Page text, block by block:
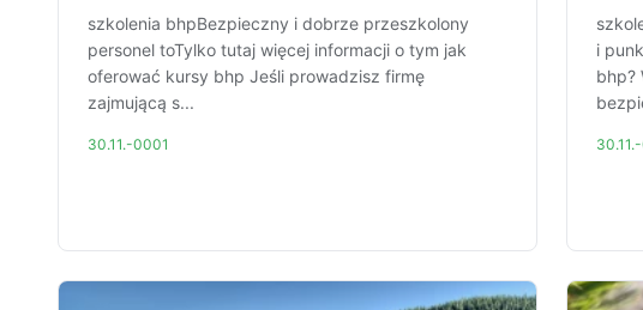
szkolenia bhpBezpieczny i dobrze przeszkolony
personel toTylko tutaj więcej informacji o tym jak
oferować kursy bhp Jeśli prowadzisz firmę
zajmującą s...
30.11.-0001
i
bhp?